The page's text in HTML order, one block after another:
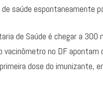
saúde espontaneamente
de Saúde é chegar a
vacinômetro no DF
dose do imunizante,